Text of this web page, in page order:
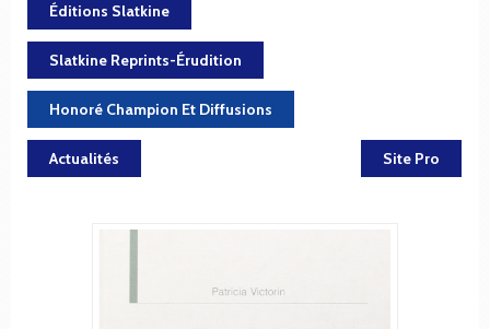
Éditions Slatkine
Slatkine Reprints-Érudition
Honoré Champion Et Diffusions
Actualités Site Pro